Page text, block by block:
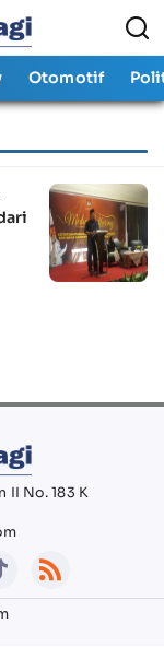
Otomotif
II No. 183 K